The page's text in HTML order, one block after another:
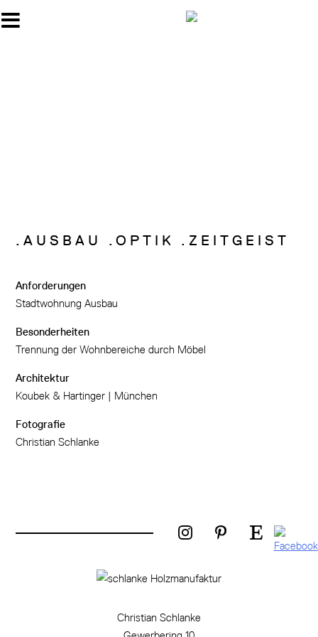
to
.AUSBAU .OPTIK .ZEITGEIST
Anforderungen
Stadtwohnung Ausbau
Besonderheiten
Trennung der Wohnbereiche durch Möbel
Architektur
Koubek & Hartinger | München
Fotografie
Christian Schlanke
Christian Schlanke